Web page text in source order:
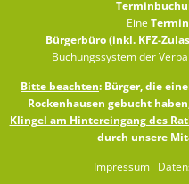
Eine
Bürgerbüro (inkl. KFZ-
Buchungssystem der
Bitte beachten: Bürger, die
Rockenhausen gebucht
Klingel am Hintereingang des
durch unsere
Impressum